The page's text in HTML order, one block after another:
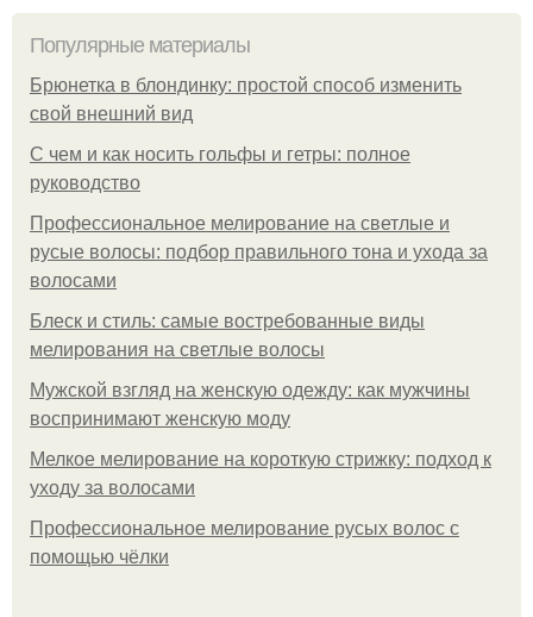
Популярные материалы
Брюнетка в блондинку: простой способ изменить
свой внешний вид
С чем и как носить гольфы и гетры: полное
руководство
Профессиональное мелирование на светлые и
русые волосы: подбор правильного тона и ухода за
волосами
Блеск и стиль: самые востребованные виды
мелирования на светлые волосы
Мужской взгляд на женскую одежду: как мужчины
воспринимают женскую моду
Мелкое мелирование на короткую стрижку: подход к
уходу за волосами
Профессиональное мелирование русых волос с
помощью чёлки